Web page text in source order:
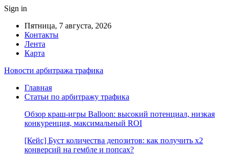
Sign in
Пятница, 7 августа, 2026
Контакты
Лента
Карта
Новости арбитража трафика
Главная
Статьи по арбитражу трафика
Обзор краш-игры Balloon: высокий потенциал, низкая
конкуренция, максимальный ROI
[Кейс] Буст количества депозитов: как получить х2
конверсий на гембле и попсах?